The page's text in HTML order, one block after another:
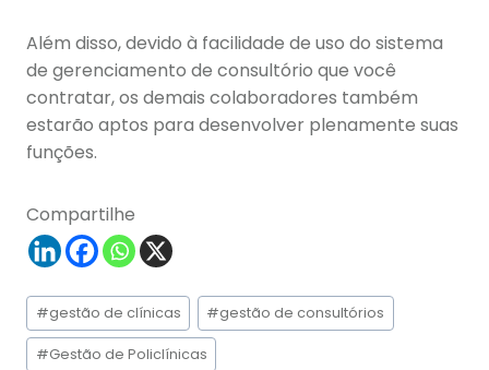
Além disso, devido à facilidade de uso do sistema
de gerenciamento de consultório que você
contratar, os demais colaboradores também
estarão aptos para desenvolver plenamente suas
funções.
Compartilhe
Tags
do
Post:
#gestão de clínicas #gestão de consultórios
#Gestão de Policlínicas